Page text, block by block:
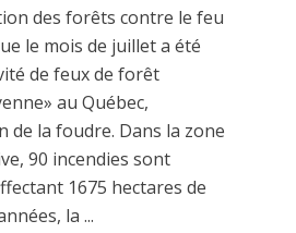
des forêts contre le feu
le mois de juillet a été
de feux de forêt
au Québec,
de la foudre. Dans la zone
90 incendies sont
1675 hectares de
la ...